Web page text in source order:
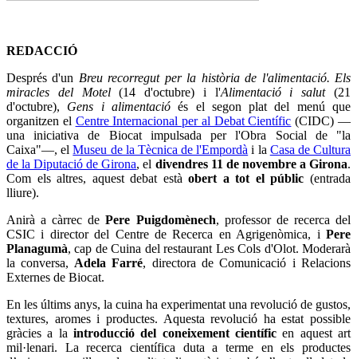
REDACCIÓ
Després d'un Breu recorregut per la història de l'alimentació. Els
miracles del Motel(14 d'octubre) i l'Alimentació i salut(21
d'octubre), Gens i alimentacióés el segon plat del menú que
organitzen el Centre Internacional per al Debat Científic (CIDC) —
una iniciativa de Biocat impulsada per l'Obra Social de "la
Caixa"—, elMuseu de la Tècnica de l'Empordà i la Casa de Cultura
de la Diputació de Girona, el divendres 11 de novembre a Girona.
Com els altres, aquest debat estàobert a tot el públic (entrada
lliure).
Anirà a càrrec dePere Puigdomènech, professor de recerca del
CSIC i director del Centre de Recerca en Agrigenòmica, i Pere
Planagumà, cap de Cuina del restaurant Les Cols d'Olot. Moderarà
la conversa, Adela Farré, directora de Comunicació i Relacions
Externes de Biocat.
En les últims anys, la cuina ha experimentat una revolució de gustos,
textures, aromes i productes. Aquesta revolució ha estat possible
gràcies a la introducció del coneixement científicen aquest art
mil·lenari. La recerca científica duta a terme en els productes